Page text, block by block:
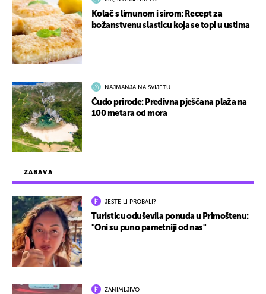
ZABAVA
JESTE LI PROBALI?
Turisticu oduševila ponuda u Primoštenu:
"Oni su puno pametniji od nas"
ZANIMLJIVO
Kolač s limunom i sirom: Recept za
božanstvenu slasticu koja se topi u ustima
NAJMANJA NA SVIJETU
Čudo prirode: Predivna pješčana plaža na
100 metara od mora